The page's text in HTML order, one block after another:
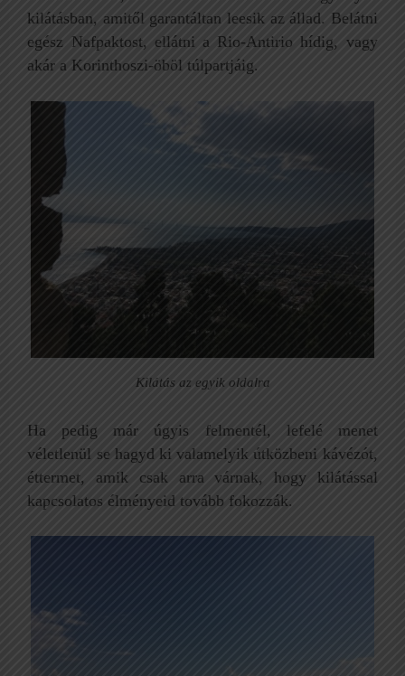
kilátásban, amitől garantáltan leesik az állad. Belátni
egész Nafpaktost, ellátni a Rio-Antirio hídig, vagy
akár a Korinthoszi-öböl túlpartjáig.
Kilátás az egyik oldalra
Ha pedig már úgyis felmentél, lefelé menet
véletlenül se hagyd ki valamelyik útközbeni kávézót,
éttermet, amik csak arra várnak, hogy kilátással
kapcsolatos élményeid tovább fokozzák.